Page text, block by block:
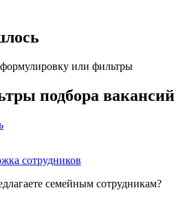
или фильтры
подбора вакансий
сотрудников
семейным сотрудникам?